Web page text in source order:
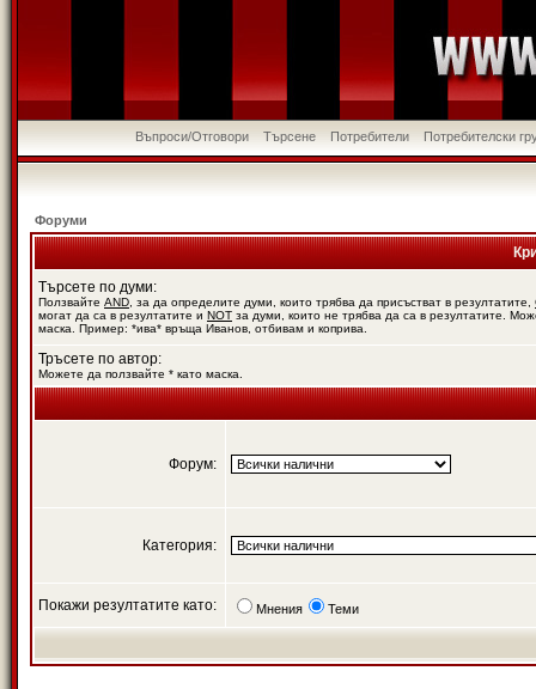
Въпроси/Отговори Търсене Потребители Потребителски
Форуми
Търсете по думи:
Ползвайте AND , за да определите думи, които трябва да присъстват в резултатите,
могат да са в резултатите и NOT за думи, които не трябва да са в резултатите.
маска. Пример: *ива* връща Иванов, отбивам и коприва.
Тръсете по автор:
Можете да ползвайте * като маска.
Форум:
Категория:
Покажи резултатите като: Мнения Теми